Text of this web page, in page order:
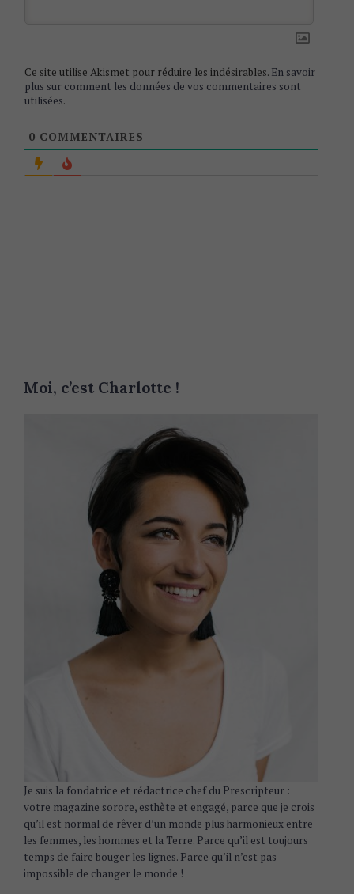
Moi, c’est Charlotte !
Je suis la fondatrice et rédactrice chef du Prescripteur :
votre magazine sorore, esthète et engagé, parce que je crois
qu’il est normal de rêver d’un monde plus harmonieux entre
les femmes, les hommes et la Terre. Parce qu’il est toujours
temps de faire bouger les lignes. Parce qu’il n’est pas
impossible de changer le monde !
Ce site utilise Akismet pour réduire les indésirables. En savoir
plus sur comment les données de vos commentaires sont
utilisées.
0 COMMENTAIRES